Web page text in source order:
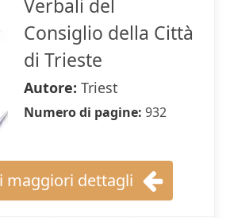
Verbali del
Consiglio della Città
di Trieste
Autore: Triest
Numero di pagine: 932
maggiori dettagli